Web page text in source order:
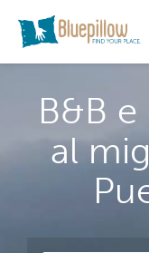
B&B
al